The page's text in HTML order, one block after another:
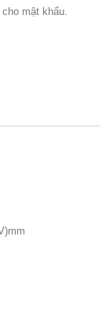
mật khẩu.